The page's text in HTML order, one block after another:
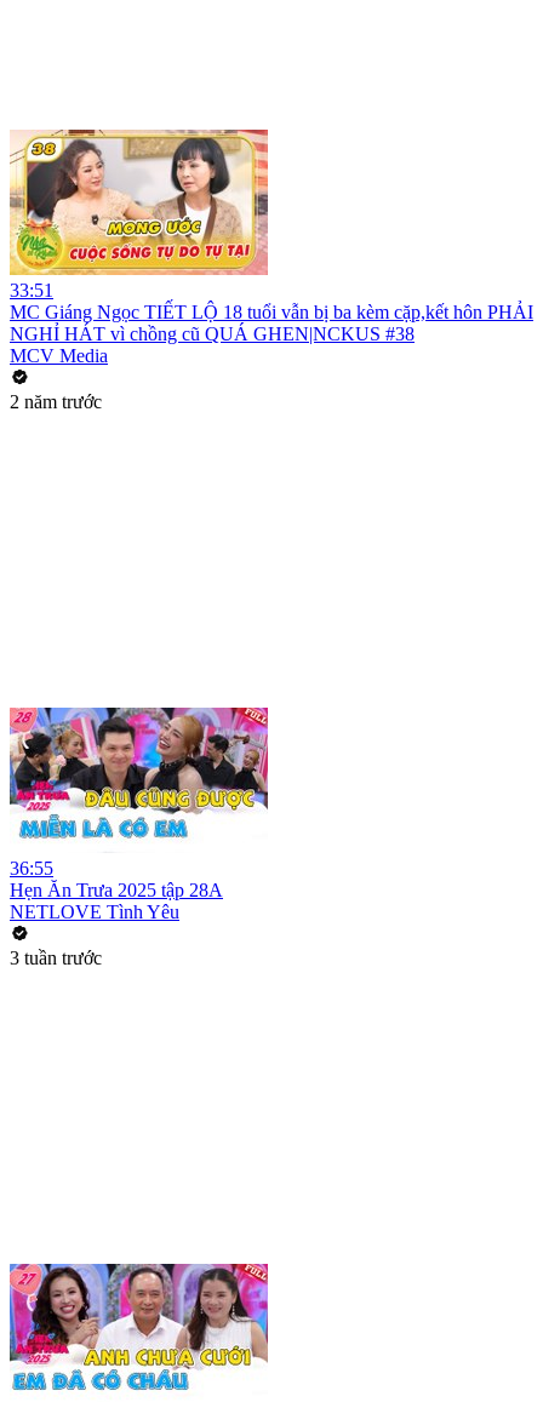
33:51
MC Giáng Ngọc TIẾT LỘ 18 tuổi vẫn bị ba kèm cặp,kết hôn PHẢI
NGHỈ HÁT vì chồng cũ QUÁ GHEN|NCKUS #38
MCV Media
2 năm trước
36:55
Hẹn Ăn Trưa 2025 tập 28A
NETLOVE Tình Yêu
3 tuần trước